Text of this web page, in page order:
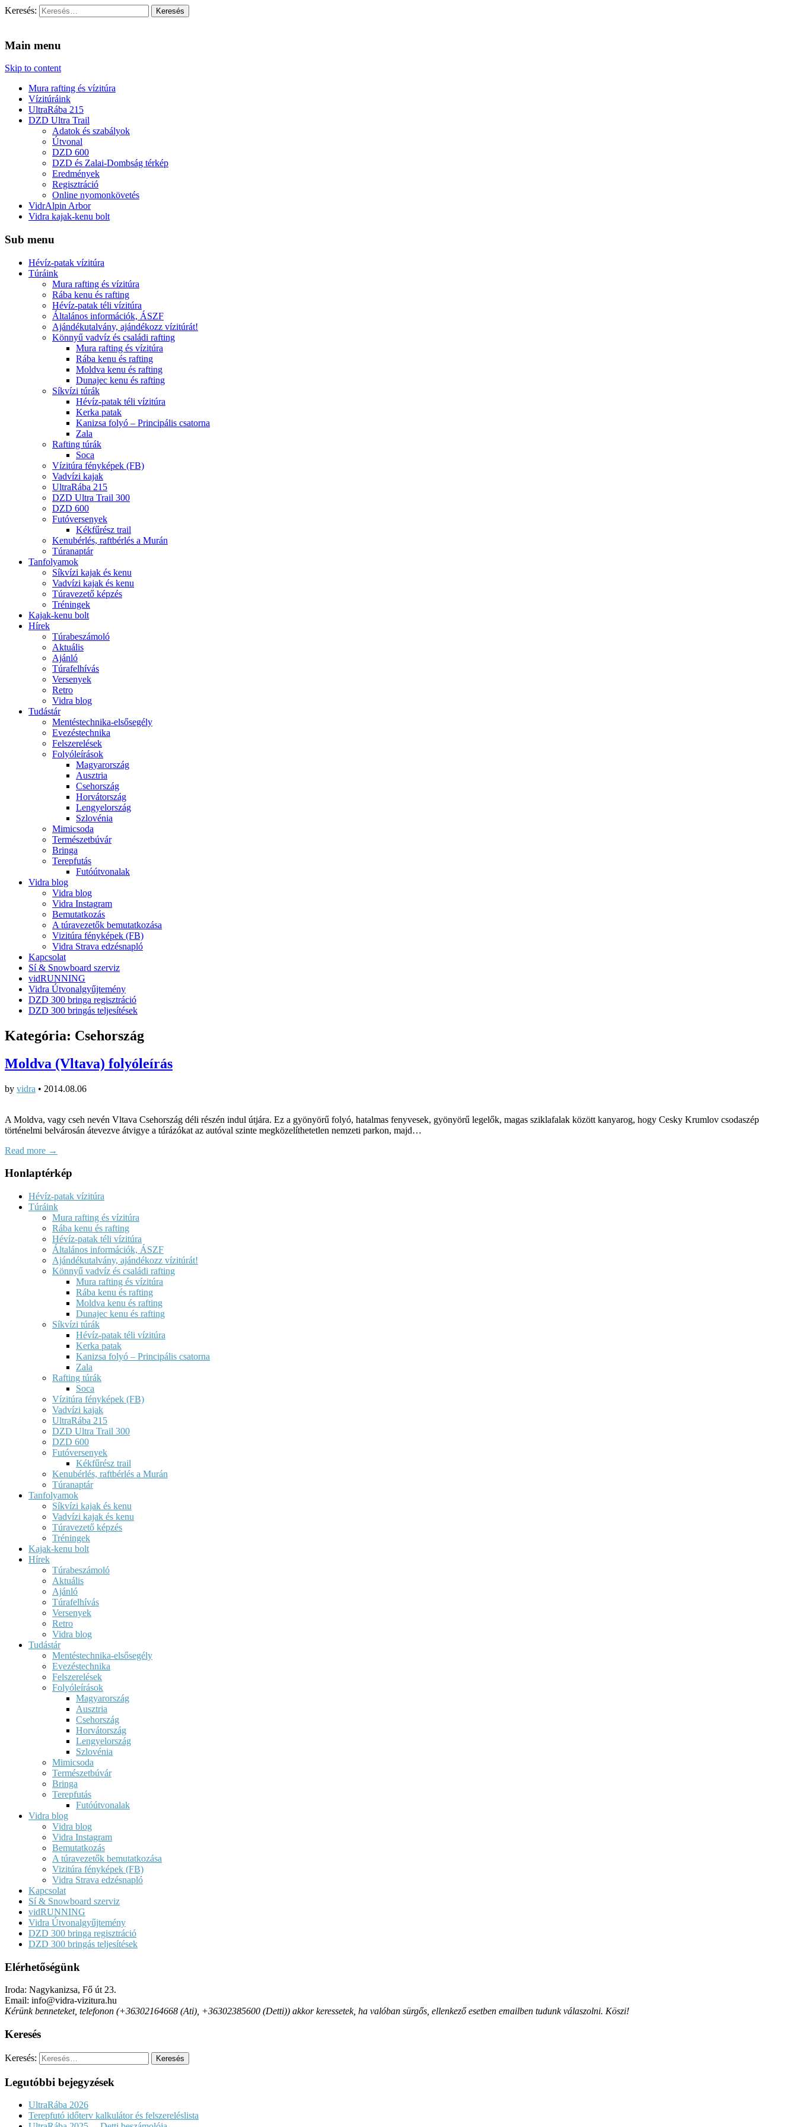
Keresés:
Main menu
Skip to content
Mura rafting és vízitúra
Vízitúráink
UltraRába 215
DZD Ultra Trail
Adatok és szabályok
Útvonal
DZD 600
DZD és Zalai-Dombság térkép
Eredmények
Regisztráció
Online nyomonkövetés
VidrAlpin Arbor
Vidra kajak-kenu bolt
Sub menu
Hévíz-patak vízitúra
Túráink
Mura rafting és vízitúra
Rába kenu és rafting
Hévíz-patak téli vízitúra
Általános információk, ÁSZF
Ajándékutalvány, ajándékozz vízitúrát!
Könnyű vadvíz és családi rafting
Mura rafting és vízitúra
Rába kenu és rafting
Moldva kenu és rafting
Dunajec kenu és rafting
Síkvízi túrák
Hévíz-patak téli vízitúra
Kerka patak
Kanizsa folyó – Principális csatorna
Zala
Rafting túrák
Soca
Vízitúra fényképek (FB)
Vadvízi kajak
UltraRába 215
DZD Ultra Trail 300
DZD 600
Futóversenyek
Kékfűrész trail
Kenubérlés, raftbérlés a Murán
Túranaptár
Tanfolyamok
Síkvízi kajak és kenu
Vadvízi kajak és kenu
Túravezető képzés
Tréningek
Kajak-kenu bolt
Hírek
Túrabeszámoló
Aktuális
Ajánló
Túrafelhívás
Versenyek
Retro
Vidra blog
Tudástár
Mentéstechnika-elsősegély
Evezéstechnika
Felszerelések
Folyóleírások
Magyarország
Ausztria
Csehország
Horvátország
Lengyelország
Szlovénia
Mimicsoda
Természetbúvár
Bringa
Terepfutás
Futóútvonalak
Vidra blog
Vidra blog
Vidra Instagram
Bemutatkozás
A túravezetők bemutatkozása
Vizitúra fényképek (FB)
Vidra Strava edzésnapló
Kapcsolat
Sí & Snowboard szerviz
vidRUNNING
Vidra Útvonalgyűjtemény
DZD 300 bringa regisztráció
DZD 300 bringás teljesítések
Kategória: Csehország
Moldva (Vltava) folyóleírás
by vidra • 2014.08.06
A Moldva, vagy cseh nevén Vltava Csehország déli részén indul útjára. Ez a gyönyörű folyó, hatalmas fenyvesek, gyönyörű legelők, magas sziklafalak között kanyarog, hogy Cesky Krumlov csodaszép
történelmi belvárosán átevezve átvigye a túrázókat az autóval szinte megközelíthetetlen nemzeti parkon, majd…
Read more →
Honlaptérkép
Hévíz-patak vízitúra
Túráink
Mura rafting és vízitúra
Rába kenu és rafting
Hévíz-patak téli vízitúra
Általános információk, ÁSZF
Ajándékutalvány, ajándékozz vízitúrát!
Könnyű vadvíz és családi rafting
Mura rafting és vízitúra
Rába kenu és rafting
Moldva kenu és rafting
Dunajec kenu és rafting
Síkvízi túrák
Hévíz-patak téli vízitúra
Kerka patak
Kanizsa folyó – Principális csatorna
Zala
Rafting túrák
Soca
Vízitúra fényképek (FB)
Vadvízi kajak
UltraRába 215
DZD Ultra Trail 300
DZD 600
Futóversenyek
Kékfűrész trail
Kenubérlés, raftbérlés a Murán
Túranaptár
Tanfolyamok
Síkvízi kajak és kenu
Vadvízi kajak és kenu
Túravezető képzés
Tréningek
Kajak-kenu bolt
Hírek
Túrabeszámoló
Aktuális
Ajánló
Túrafelhívás
Versenyek
Retro
Vidra blog
Tudástár
Mentéstechnika-elsősegély
Evezéstechnika
Felszerelések
Folyóleírások
Magyarország
Ausztria
Csehország
Horvátország
Lengyelország
Szlovénia
Mimicsoda
Természetbúvár
Bringa
Terepfutás
Futóútvonalak
Vidra blog
Vidra blog
Vidra Instagram
Bemutatkozás
A túravezetők bemutatkozása
Vizitúra fényképek (FB)
Vidra Strava edzésnapló
Kapcsolat
Sí & Snowboard szerviz
vidRUNNING
Vidra Útvonalgyűjtemény
DZD 300 bringa regisztráció
DZD 300 bringás teljesítések
Elérhetőségünk
Iroda: Nagykanizsa, Fő út 23.
Email: info@vidra-vizitura.hu
Kérünk benneteket, telefonon (+36302164668 (Ati), +36302385600 (Detti)) akkor keressetek, ha valóban sürgős, ellenkező esetben emailben tudunk válaszolni. Köszi!
Keresés
Keresés:
Legutóbbi bejegyzések
UltraRába 2026
Terepfutó időterv kalkulátor és felszereléslista